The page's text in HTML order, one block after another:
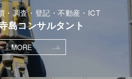
・調査・登記・不動産・ICT
島コンサルタント
MORE